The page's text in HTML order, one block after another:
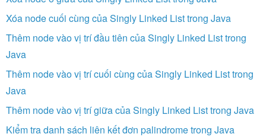
Xóa node cuối cùng của Singly Linked List trong Java
Thêm node vào vị trí đầu tiên của Singly Linked List trong
Java
Thêm node vào vị trí cuối cùng của Singly Linked List trong
Java
Thêm node vào vị trí giữa của Singly Linked List trong Java
Kiểm tra danh sách liên kết đơn palindrome trong Java